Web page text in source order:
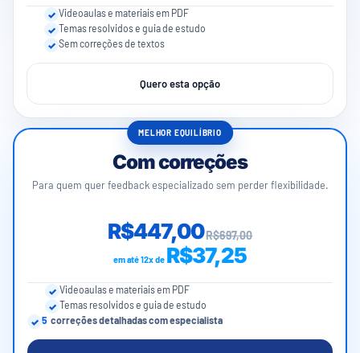
Videoaulas e materiais em PDF
Temas resolvidos e guia de estudo
Sem correções de textos
Quero esta opção
MELHOR EQUILÍBRIO
Com correções
Para quem quer feedback especializado sem perder flexibilidade.
R$447,00R$697,00
em até 12x de R$37,25
Videoaulas e materiais em PDF
Temas resolvidos e guia de estudo
5 correções detalhadas com especialista